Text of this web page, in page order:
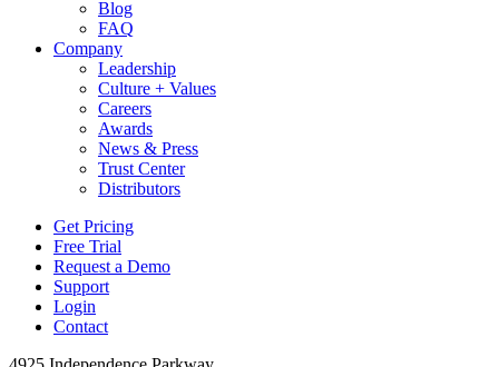
Blog
FAQ
Company
Leadership
Culture + Values
Careers
Awards
News & Press
Trust Center
Distributors
Get Pricing
Free Trial
Request a Demo
Support
Login
Contact